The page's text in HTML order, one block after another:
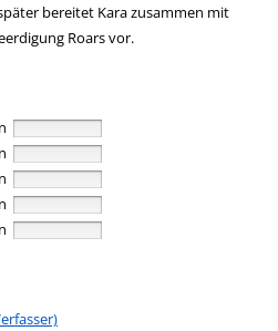
bereitet Kara zusammen mit
Roars vor.
Verfasser